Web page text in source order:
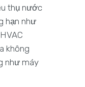
thụ nước
hạn như
không
như máy